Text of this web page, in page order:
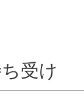
受け